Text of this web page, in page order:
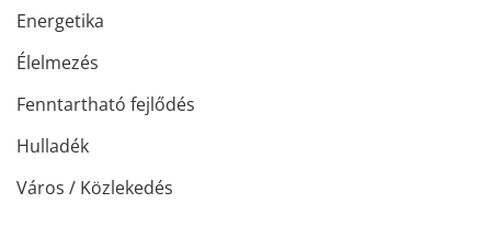
Energetika
Élelmezés
Fenntartható fejlődés
Hulladék
Város / Közlekedés